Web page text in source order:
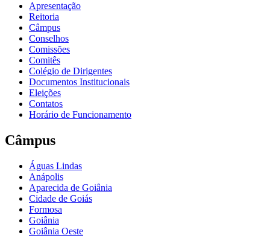
Apresentação
Reitoria
Câmpus
Conselhos
Comissões
Comitês
Colégio de Dirigentes
Documentos Institucionais
Eleições
Contatos
Horário de Funcionamento
Câmpus
Águas Lindas
Anápolis
Aparecida de Goiânia
Cidade de Goiás
Formosa
Goiânia
Goiânia Oeste